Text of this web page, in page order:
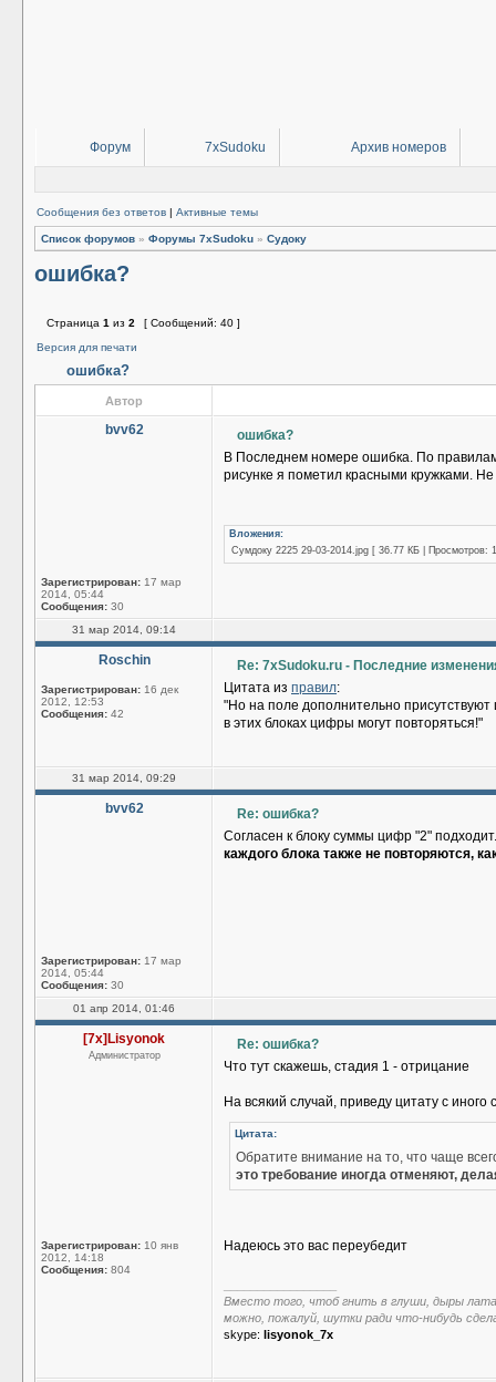
Форум 7xSudoku Архив номеров
Сообщения без ответов | Активные темы
Список форумов » Форумы 7xSudoku » Судоку
ошибка?
Страница 1 из 2
[ Сообщений: 40 ]
Версия для печати
ошибка?
Автор
bvv62
Зарегистрирован: 17 мар
2014, 05:44
Сообщения: 30
ошибка?
В Последнем номере ошибка. По
рисунке я пометил красными кружками.
Вложения:
Сумдоку 2225 29-03-2014.jpg [ 36.77 КБ | Просмотров:
31 мар 2014, 09:14
Roschin
Зарегистрирован: 16 дек
2012, 12:53
Сообщения: 42
Re: 7xSudoku.ru - Последние
Цитата из правил:
"Но на поле дополнительно
в этих блоках цифры могут повторяться!"
31 мар 2014, 09:29
bvv62
Зарегистрирован: 17 мар
2014, 05:44
Сообщения: 30
Re: ошибка?
Согласен к блоку суммы цифр "2"
каждого блока также не повторяются,
01 апр 2014, 01:46
[7x]Lisyonok
Администратор
Зарегистрирован: 10 янв
2012, 14:18
Сообщения: 804
Re: ошибка?
Что тут скажешь, стадия 1 - отрицание
На всякий случай, приведу цитату с иного
Цитата:
Обратите внимание на то, что чаще
это требование иногда отменяют,
Надеюсь это вас переубедит
Вместо того, чтоб гнить в глуши, дыры
можно, пожалуй, шутки ради что-нибудь
skype: lisyonok_7x